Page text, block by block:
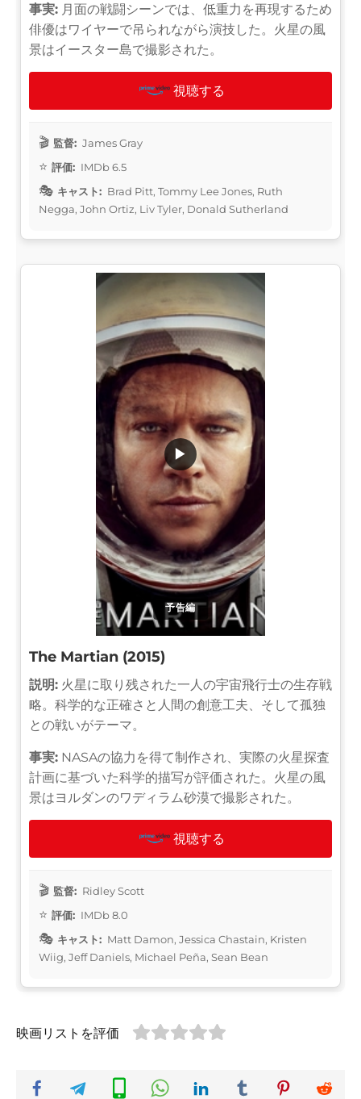
事実: 月面の戦闘シーンでは、低重力を再現するため
俳優はワイヤーで吊られながら演技した。火星の風
景はイースター島で撮影された。
視聴する
監督: James Gray
評価: IMDb 6.5
キャスト: Brad Pitt, Tommy Lee Jones, Ruth
Negga, John Ortiz, Liv Tyler, Donald Sutherland
予告編
▶
The Martian (2015)
説明: 火星に取り残された一人の宇宙飛行士の生存戦
略。科学的な正確さと人間の創意工夫、そして孤独
との戦いがテーマ。
事実: NASAの協力を得て制作され、実際の火星探査
計画に基づいた科学的描写が評価された。火星の風
景はヨルダンのワディラム砂漠で撮影された。
視聴する
監督: Ridley Scott
評価: IMDb 8.0
キャスト: Matt Damon, Jessica Chastain, Kristen
Wiig, Jeff Daniels, Michael Peña, Sean Bean
映画リストを評価